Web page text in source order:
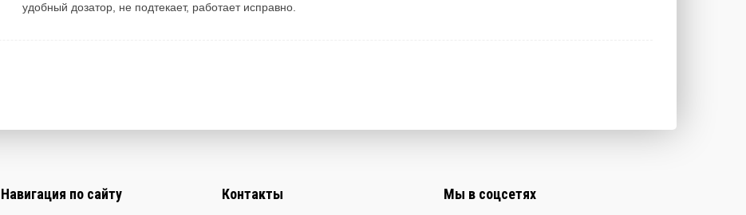
удобный дозатор, не подтекает, работает исправно.
Навигация по сайту Контакты Мы в соцсетях